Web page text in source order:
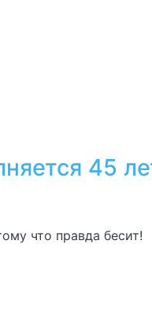
45
что правда бесит!